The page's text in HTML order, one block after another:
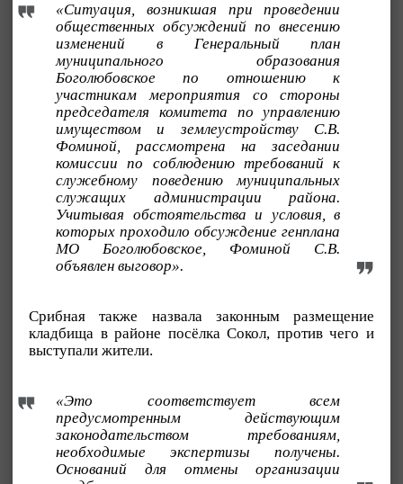
«Ситуация, возникшая при проведении
общественных обсуждений по внесению
изменений в Генеральный план
муниципального образования
Боголюбовское по отношению к
участникам мероприятия со стороны
председателя комитета по управлению
имуществом и землеустройству С.В.
Фоминой, рассмотрена на заседании
комиссии по соблюдению требований к
служебному поведению муниципальных
служащих администрации района.
Учитывая обстоятельства и условия, в
которых проходило обсуждение генплана
МО Боголюбовское, Фоминой С.В.
объявлен выговор».
Срибная также назвала законным размещение
кладбища в районе посёлка Сокол, против чего и
выступали жители.
«Это соответствует всем
предусмотренным действующим
законодательством требованиям,
необходимые экспертизы получены.
Оснований для отмены организации